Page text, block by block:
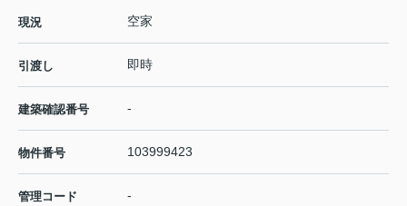
現況 空家
引渡し 即時
建築確認番号 -
物件番号 103999423
管理コード -